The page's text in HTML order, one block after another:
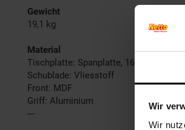
Wir
Wir
Gewicht
19,1 kg
Material
Tischplatte: Spanplatte, 16 mm,
Schublade: Vliesstoff
Front: MDF
Griff: Aluminium
---